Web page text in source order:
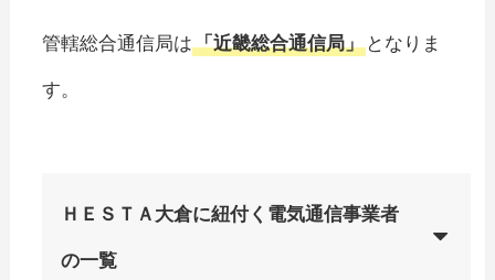
管轄総合通信局は「近畿総合通信局」 となりま
す。
ＨＥＳＴＡ大倉に紐付く電気通信事業者
の一覧